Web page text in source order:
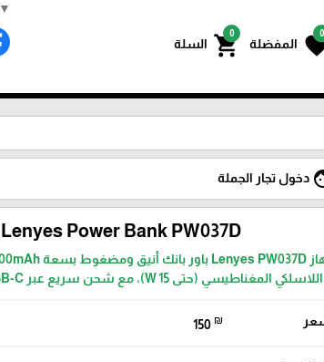
▼
0
المفضلة
0
shopping_cart السلة
دخول تجار الجملة
Lenyes Power Bank PW037D
اللاسلكي المغناطيسي (حتى 15 W)، مع شحن سريع عبر USB-C (حتى 20 W)
150 ₪